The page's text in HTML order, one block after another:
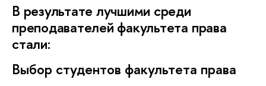
В результате лучшими среди
преподавателей факультета права
стали:
Выбор студентов факультета права